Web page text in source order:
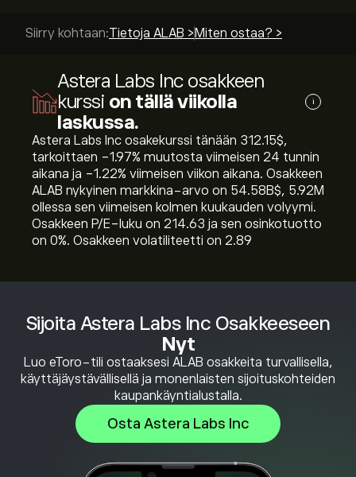
Sijoita Astera Labs Inc Osakkeeseen
Nyt
Luo eToro-tili ostaaksesi ALAB osakkeita turvallisella,
käyttäjäystävällisellä ja monenlaisten sijoituskohteiden
kaupankäyntialustalla.
Osta Astera Labs Inc
Siirry kohtaan:Tietoja ALAB > Miten ostaa? >
Astera Labs Inc osakkeen
kurssi on tällä viikolla
laskussa.
i
Astera Labs Inc osakekurssi tänään 312.15‎$‎,
tarkoittaen ‎-1.97‎% muutosta viimeisen 24 tunnin
aikana ja ‎-1.22‎% viimeisen viikon aikana. Osakkeen
ALAB nykyinen markkina-arvo on 54.58B‎$‎, 5.92M
ollessa sen viimeisen kolmen kuukauden volyymi.
Osakkeen P/E-luku on 214.63 ja sen osinkotuotto
on 0%. Osakkeen volatiliteetti on 2.89